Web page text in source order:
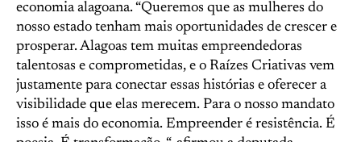
economia alagoana. “Queremos que as mulheres do
nosso estado tenham mais oportunidades de crescer e
prosperar. Alagoas tem muitas empreendedoras
talentosas e comprometidas, e o Raízes Criativas vem
justamente para conectar essas histórias e oferecer a
visibilidade que elas merecem. Para o nosso mandato
isso é mais do economia. Empreender é resistência. É